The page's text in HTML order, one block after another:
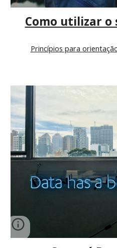
Como utilizar o
Princípios para